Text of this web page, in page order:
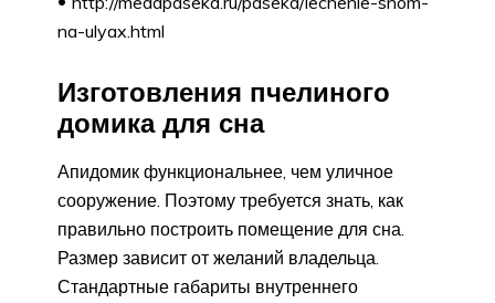
na-ulyax.html
Изготовления пчелиного
домика для сна
Апидомик функциональнее, чем уличное
сооружение. Поэтому требуется знать, как
правильно построить помещение для сна.
Размер зависит от желаний владельца.
Стандартные габариты внутреннего